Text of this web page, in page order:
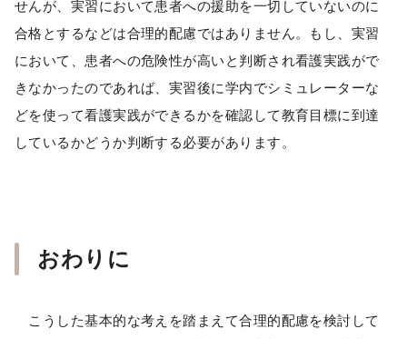
せんが、実習において患者への援助を一切していないのに
合格とするなどは合理的配慮ではありません。もし、実習
において、患者への危険性が高いと判断され看護実践がで
きなかったのであれば、実習後に学内でシミュレーターな
どを使って看護実践ができるかを確認して教育目標に到達
しているかどうか判断する必要があります。
おわりに
こうした基本的な考えを踏まえて合理的配慮を検討して